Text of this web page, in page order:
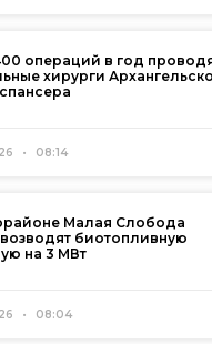
операций в год
хирурги
08:14
Малая Слобода
биотопливную
на 3 МВт
08:04